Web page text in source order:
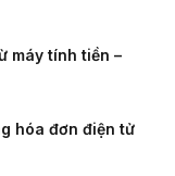
máy tính tiền –
hóa đơn điện tử